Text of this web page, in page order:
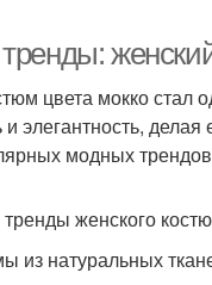
цвета мокко стал
и элегантность,
модных
женского
из натуральных